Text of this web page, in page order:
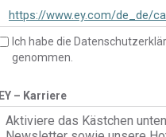
https://www.ey.com/de_de/
talent-community
Ich habe die
genommen.
EY – Karriere
Aktiviere das Kästchen